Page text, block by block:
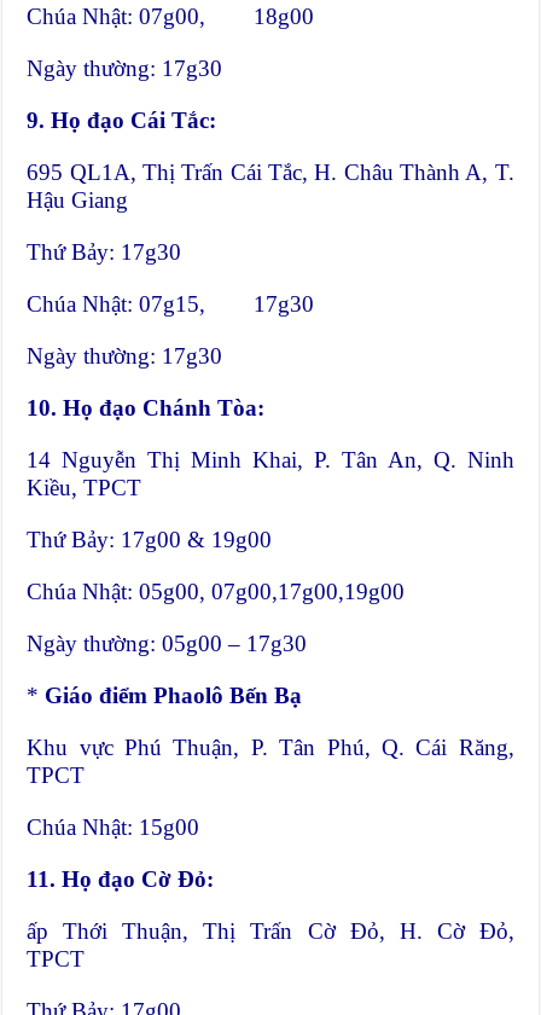
Chúa Nhật: 07g00, 18g00
Ngày thường: 17g30
9. Họ đạo Cái Tắc:
695 QL1A, Thị Trấn Cái Tắc, H. Châu Thành A, T.
Hậu Giang
Thứ Bảy: 17g30
Chúa Nhật: 07g15, 17g30
Ngày thường: 17g30
10. Họ đạo Chánh Tòa:
14 Nguyễn Thị Minh Khai, P. Tân An, Q. Ninh
Kiều, TPCT
Thứ Bảy: 17g00 & 19g00
Chúa Nhật: 05g00, 07g00,17g00,19g00
Ngày thường: 05g00 – 17g30
* Giáo điểm Phaolô Bến Bạ
Khu vực Phú Thuận, P. Tân Phú, Q. Cái Răng,
TPCT
Chúa Nhật: 15g00
11. Họ đạo Cờ Đỏ:
ấp Thới Thuận, Thị Trấn Cờ Đỏ, H. Cờ Đỏ,
TPCT